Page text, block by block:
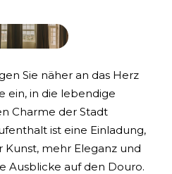
Sie näher an das Herz
ein, in die lebendige
Charme der Stadt
ist eine Einladung,
mehr Eleganz und
Ausblicke auf den Douro.